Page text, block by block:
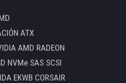
ATX
AMD RADEON
NVMe SAS SCSI
EKWB CORSAIR